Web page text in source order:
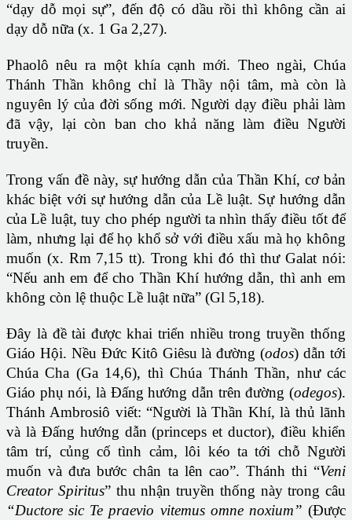
“dạy dỗ mọi sự”, đến độ có dầu rồi thì không cần ai
dạy dỗ nữa (x. 1 Ga 2,27).
Phaolô nêu ra một khía cạnh mới. Theo ngài, Chúa
Thánh Thần không chỉ là Thầy nội tâm, mà còn là
nguyên lý của đời sống mới. Người dạy điều phải làm
đã vậy, lại còn ban cho khả năng làm điều Người
truyền.
Trong vấn đề này, sự hướng dẫn của Thần Khí, cơ bản
khác biệt với sự hướng dẫn của Lề luật. Sự hướng dẫn
của Lề luật, tuy cho phép người ta nhìn thấy điều tốt để
làm, nhưng lại để họ khổ sở với điều xấu mà họ không
muốn (x. Rm 7,15 tt). Trong khi đó thì thư Galat nói:
“Nếu anh em để cho Thần Khí hướng dẫn, thì anh em
không còn lệ thuộc Lề luật nữa” (Gl 5,18).
Đây là đề tài được khai triển nhiều trong truyền thống
Giáo Hội. Nều Đức Kitô Giêsu là đường (odos) dẫn tới
Chúa Cha (Ga 14,6), thì Chúa Thánh Thần, như các
Giáo phụ nói, là Đấng hướng dẫn trên đường (odegos).
Thánh Ambrosiô viết: “Người là Thần Khí, là thủ lãnh
và là Đấng hướng dẫn (princeps et ductor), điều khiển
tâm trí, củng cố tình cảm, lôi kéo ta tới chỗ Người
muốn và đưa bước chân ta lên cao”. Thánh thi “Veni
Creator Spiritus” thu nhận truyền thống này trong câu
“Ductore sic Te praevio vitemus omne noxium” (Được